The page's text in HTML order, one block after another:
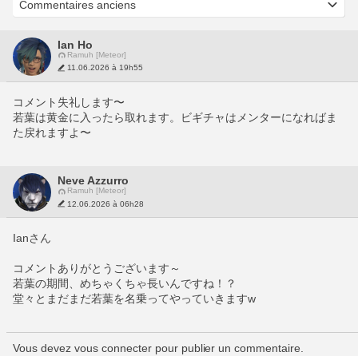
Ian Ho
Ramuh [Meteor]
11.06.2026 à 19h55
コメント失礼します〜
若葉は黄金に入ったら取れます。ビギチャはメンターになればま
た戻れますよ〜
Neve Azzurro
Ramuh [Meteor]
12.06.2026 à 06h28
Ianさん
コメントありがとうございます～
若葉の期間、めちゃくちゃ長いんですね！？
堂々とまだまだ若葉を名乗ってやっていきますw
Vous devez vous connecter pour publier un commentaire.